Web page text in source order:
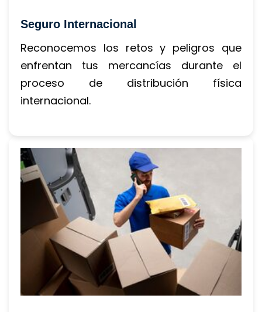
Seguro Internacional
Reconocemos los retos y peligros que
enfrentan tus mercancías durante el
proceso de distribución física
internacional.